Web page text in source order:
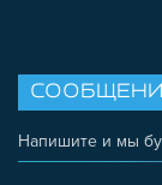
Напишите и мы